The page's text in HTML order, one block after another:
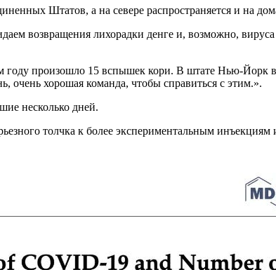
Штатов, а на севере распространяется и на
возвращения лихорадки денге и, возможно, вируса
году произошло 15 вспышек кори. В штате Нью-Йорк
хорошая команда, чтобы справиться с этим.».
несколько дней.
толчка к более экспериментальным